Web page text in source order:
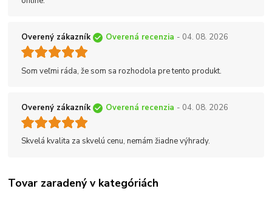
Overený zákazník Overená recenzia - 04. 08. 2026
Som veľmi ráda, že som sa rozhodola pre tento produkt.
Overený zákazník Overená recenzia - 04. 08. 2026
Skvelá kvalita za skvelú cenu, nemám žiadne výhrady.
Tovar zaradený v kategóriách